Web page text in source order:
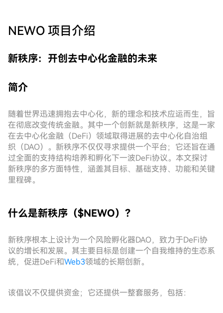
NEWO 项目介绍
新秩序：开创去中心化金融的未来
简介
随着世界迅速拥抱去中心化，新的理念和技术应运而生，旨
在彻底改变传统金融。其中一个创新就是新秩序，这是一家
在去中心化金融（DeFi）领域取得进展的去中心化自治组
织（DAO）。新秩序不仅仅寻求提供一个平台；它还旨在通
过全面的支持结构培养和孵化下一波DeFi协议。本文探讨
新秩序的多方面特性，涵盖其目标、基础支持、功能和关键
里程碑。
什么是新秩序（$NEWO）？
新秩序根本上设计为一个风险孵化器DAO，致力于DeFi协
议的增长和发展。其主要目标是创建一个自我维持的生态系
统，促进DeFi和Web3领域的长期创新。
该倡议不仅提供资金；它还提供一整套服务，包括：